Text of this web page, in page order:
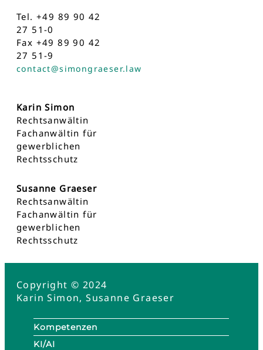
Tel. +49 89 90 42
27 51-0
Fax +49 89 90 42
27 51-9
contact@simongraeser.law
Karin Simon
Rechtsanwältin
Fachanwältin für
gewerblichen
Rechtsschutz
Susanne Graeser
Rechtsanwältin
Fachanwältin für
gewerblichen
Rechtsschutz
Copyright © 2024
Karin Simon, Susanne Graeser
Kompetenzen
KI/AI